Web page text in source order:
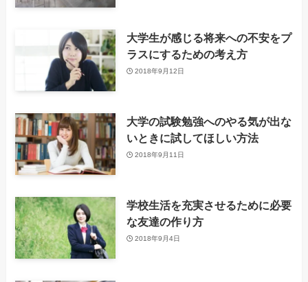
大学生が感じる将来への不安をプ
ラスにするための考え方
2018年9月12日
大学の試験勉強へのやる気が出な
いときに試してほしい方法
2018年9月11日
学校生活を充実させるために必要
な友達の作り方
2018年9月4日